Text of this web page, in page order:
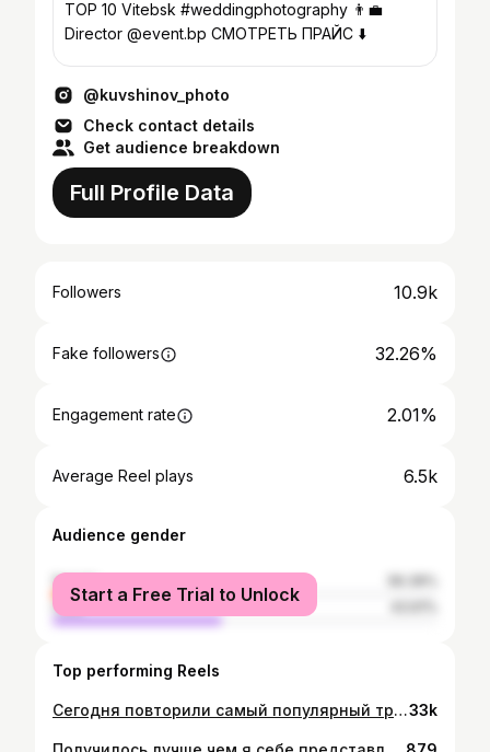
TOP 10 Vitebsk #weddingphotography 👨‍💼
Director @event.bp СМОТРЕТЬ ПРАЙС ⬇️
@kuvshinov_photo
Check contact details
Get audience breakdown
Full Profile Data
Followers 10.9k
Fake followers 32.26%
Engagement rate 2.01%
Average Reel plays 6.5k
Audience gender
female
male
Start a Free Trial to Unlock
Top performing Reels
Сегодня повторили самый популярный тренд этой зимы 😍 Model @lizaveta_zaitsava Mua/hair @evgenia_bulat Location @traktirvitebsk #photography #photo #snow33k